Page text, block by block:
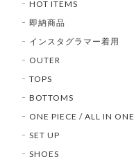
HOT ITEMS
即納商品
インスタグラマー着用
OUTER
TOPS
BOTTOMS
ONE PIECE / ALL IN ONE
SET UP
SHOES